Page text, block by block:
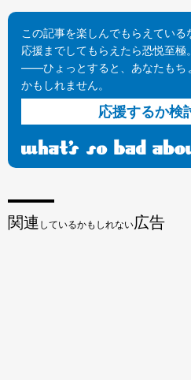
この記事を楽しんでもらえている
応援までしてもらえたら恐悦至極。
——ひょっとすると、あなたもち
かもしれません。
応援するか検
関連 しているかもしれない広告